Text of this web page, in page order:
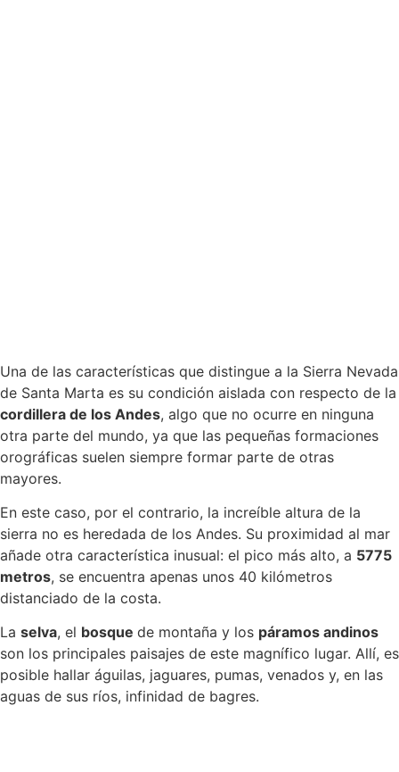
Una de las características que distingue a la Sierra Nevada
de Santa Marta es su condición aislada con respecto de la
cordillera de los Andes, algo que no ocurre en ninguna
otra parte del mundo, ya que las pequeñas formaciones
orográficas suelen siempre formar parte de otras
mayores.
En este caso, por el contrario, la increíble altura de la
sierra no es heredada de los Andes. Su proximidad al mar
añade otra característica inusual: el pico más alto, a 5775
metros, se encuentra apenas unos 40 kilómetros
distanciado de la costa.
La selva, el bosque de montaña y los páramos andinos
son los principales paisajes de este magnífico lugar. Allí, es
posible hallar águilas, jaguares, pumas, venados y, en las
aguas de sus ríos, infinidad de bagres.